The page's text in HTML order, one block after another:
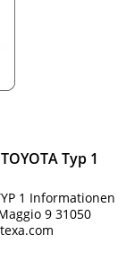
Typ 1
1 Informationen
9 31050